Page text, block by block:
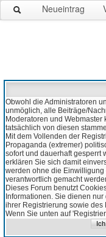
Neueintrag
Obwohl die Administratoren
unmöglich, alle Beiträge/
Moderatoren und
tatsächlich von diesen
Mit dem Vollenden der
Propaganda (extremer)
sofort und dauerhaft gesperrt
erklären Sie sich damit
werden ohne die Einwilligung
verantwortlich gemacht
Dieses Forum benutzt
Informationen. Sie dienen
ihrer Registrierung sowie des
Wenn Sie unten auf